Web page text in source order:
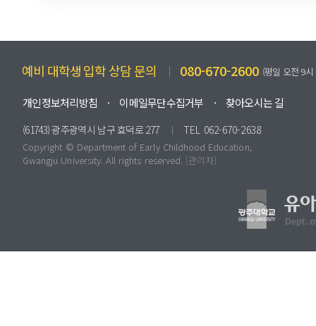
예비 대학생 입학 상담 문의 080-670-2600 (평일 오전 9
개인정보처리방침 이메일무단수집거부 찾아오시는 길
(61743) 광주광역시 남구 효덕로 277 TEL 062-670-2638
Copyright © Department of Early Childhood Education,
Gwangju University. All rights reserved. [관리자]